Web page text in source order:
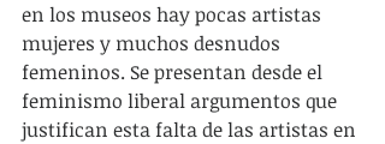
en los museos hay pocas artistas
mujeres y muchos desnudos
femeninos. Se presentan desde el
feminismo liberal argumentos que
justifican esta falta de las artistas en